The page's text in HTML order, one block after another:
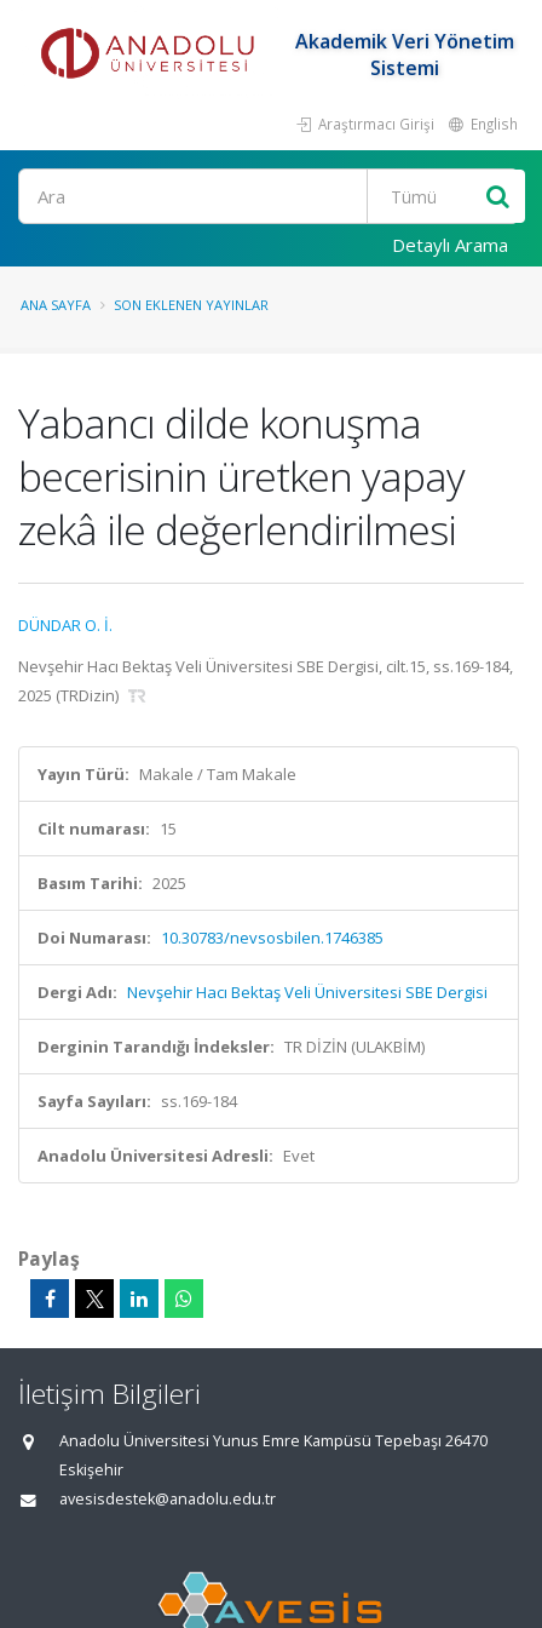
Akademik Veri Yönetim
Sistemi
Araştırmacı Girişi English
Ara
Detaylı Arama
ANA SAYFA SON EKLENEN YAYINLAR
Yabancı dilde konuşma
becerisinin üretken yapay
zekâ ile değerlendirilmesi
DÜNDAR O. İ.
Nevşehir Hacı Bektaş Veli Üniversitesi SBE Dergisi, cilt.15, ss.169-184,
2025 (TRDizin)
Yayın Türü: Makale / Tam Makale
Cilt numarası: 15
Basım Tarihi: 2025
Doi Numarası: 10.30783/nevsosbilen.1746385
Dergi Adı: Nevşehir Hacı Bektaş Veli Üniversitesi SBE Dergisi
Derginin Tarandığı İndeksler: TR DİZİN (ULAKBİM)
Sayfa Sayıları: ss.169-184
Anadolu Üniversitesi Adresli: Evet
Paylaş
İletişim Bilgileri
Anadolu Üniversitesi Yunus Emre Kampüsü Tepebaşı 26470
Eskişehir
avesisdestek@anadolu.edu.tr